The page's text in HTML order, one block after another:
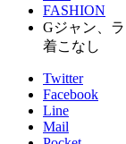
FASHION
Gジャン、
着こなし
Twitter
Facebook
Line
Mail